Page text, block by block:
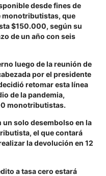
desde fines de
monotributistas, que
$150.000, según su
de un año con seis
luego de la reunión de
por el presidente
retomar esta línea
de la pandemia,
monotributistas.
un solo desembolso en la
el que contará
la devolución en 12
a tasa cero estará